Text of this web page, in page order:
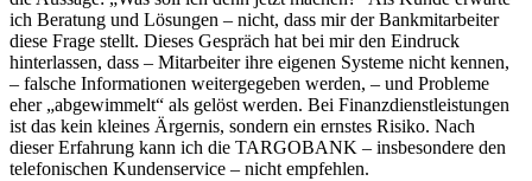
ich Beratung und Lösungen – nicht, dass mir der Bankmitarbeiter
diese Frage stellt. Dieses Gespräch hat bei mir den Eindruck
hinterlassen, dass – Mitarbeiter ihre eigenen Systeme nicht kennen,
– falsche Informationen weitergegeben werden, – und Probleme
eher „abgewimmelt“ als gelöst werden. Bei Finanzdienstleistungen
ist das kein kleines Ärgernis, sondern ein ernstes Risiko. Nach
dieser Erfahrung kann ich die TARGOBANK – insbesondere den
telefonischen Kundenservice – nicht empfehlen.